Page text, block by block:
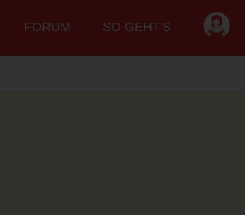
FORUM SO GEHT'S